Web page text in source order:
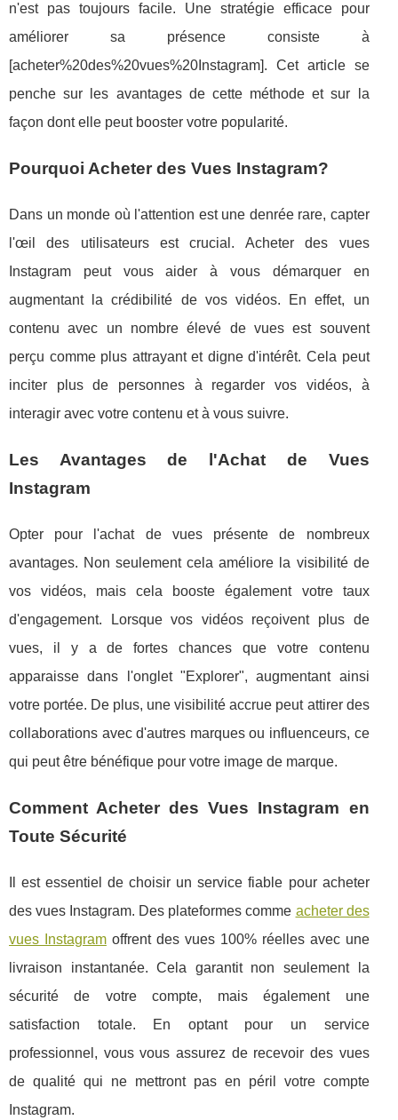
n'est pas toujours facile. Une stratégie efficace pour
améliorer sa présence consiste à
[acheter%20des%20vues%20Instagram]. Cet article se
penche sur les avantages de cette méthode et sur la
façon dont elle peut booster votre popularité.
Pourquoi Acheter des Vues Instagram?
Dans un monde où l'attention est une denrée rare, capter
l'œil des utilisateurs est crucial. Acheter des vues
Instagram peut vous aider à vous démarquer en
augmentant la crédibilité de vos vidéos. En effet, un
contenu avec un nombre élevé de vues est souvent
perçu comme plus attrayant et digne d'intérêt. Cela peut
inciter plus de personnes à regarder vos vidéos, à
interagir avec votre contenu et à vous suivre.
Les Avantages de l'Achat de Vues
Instagram
Opter pour l'achat de vues présente de nombreux
avantages. Non seulement cela améliore la visibilité de
vos vidéos, mais cela booste également votre taux
d'engagement. Lorsque vos vidéos reçoivent plus de
vues, il y a de fortes chances que votre contenu
apparaisse dans l'onglet "Explorer", augmentant ainsi
votre portée. De plus, une visibilité accrue peut attirer des
collaborations avec d'autres marques ou influenceurs, ce
qui peut être bénéfique pour votre image de marque.
Comment Acheter des Vues Instagram en
Toute Sécurité
Il est essentiel de choisir un service fiable pour acheter
des vues Instagram. Des plateformes comme acheter des
vues Instagramoffrent des vues 100% réelles avec une
livraison instantanée. Cela garantit non seulement la
sécurité de votre compte, mais également une
satisfaction totale. En optant pour un service
professionnel, vous vous assurez de recevoir des vues
de qualité qui ne mettront pas en péril votre compte
Instagram.